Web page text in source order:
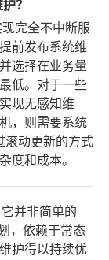
？
完全不中断服
前发布系统维
选择在业务量
低。对于一些
现无感知维
，则需要系统
滚动更新的方式
度和成本。
并非简单的
，依赖于常态
护得以持续优